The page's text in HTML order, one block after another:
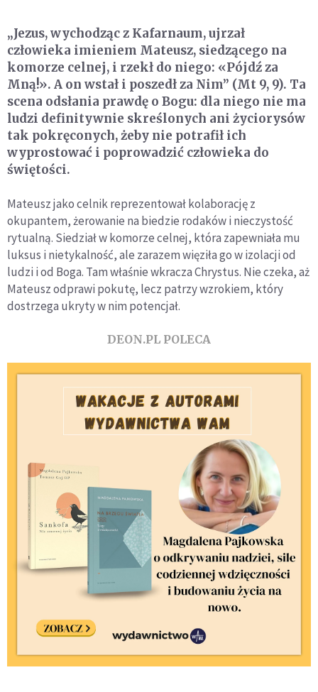
„Jezus, wychodząc z Kafarnaum, ujrzał
człowieka imieniem Mateusz, siedzącego na
komorze celnej, i rzekł do niego: «Pójdź za
Mną!». A on wstał i poszedł za Nim” (Mt 9, 9). Ta
scena odsłania prawdę o Bogu: dla niego nie ma
ludzi definitywnie skreślonych ani życiorysów
tak pokręconych, żeby nie potrafił ich
wyprostować i poprowadzić człowieka do
świętości.
Mateusz jako celnik reprezentował kolaborację z
okupantem, żerowanie na biedzie rodaków i nieczystość
rytualną. Siedział w komorze celnej, która zapewniała mu
luksus i nietykalność, ale zarazem więziła go w izolacji od
ludzi i od Boga. Tam właśnie wkracza Chrystus. Nie czeka, aż
Mateusz odprawi pokutę, lecz patrzy wzrokiem, który
dostrzega ukryty w nim potencjał.
DEON.PL POLECA